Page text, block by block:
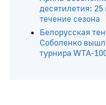
Соболенко
турнире WTA-
в 1/8 финала
Белорусские
медали на